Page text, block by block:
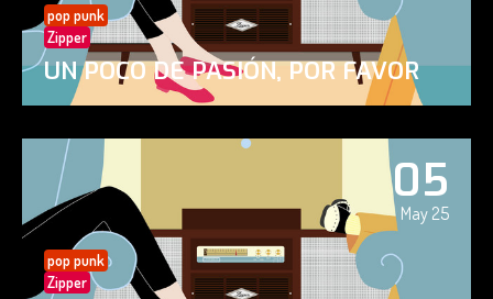
pop punk
Zipper
UN POCO DE PASIÓN, POR FAVOR
05
May 25
pop punk
Zipper